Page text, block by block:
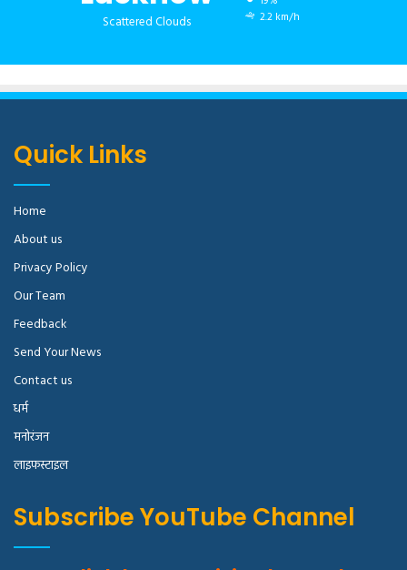
Scattered Clouds
2.2 km/h
Quick Links
Home
About us
Privacy Policy
Our Team
Feedback
Send Your News
Contact us
धर्म
मनोरंजन
लाइफस्टाइल
Subscribe YouTube Channel